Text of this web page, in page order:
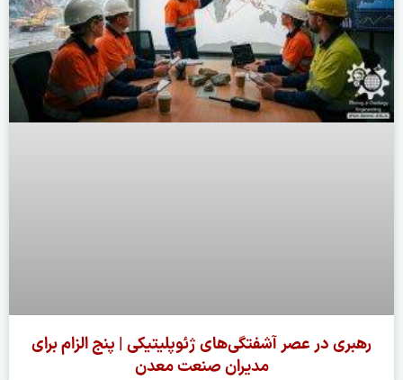
رهبری در عصر آشفتگی‌های ژئوپلیتیکی | پنج الزام برای
مدیران صنعت معدن